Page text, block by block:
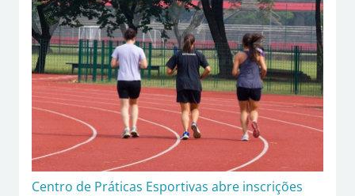
Centro de Práticas Esportivas abre inscrições